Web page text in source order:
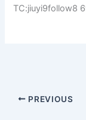
TC:jiuyi9follow8
PREVIOUS